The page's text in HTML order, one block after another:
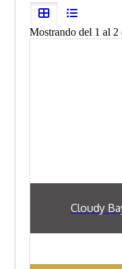
Mostrando del 1 al 2
Cloudy